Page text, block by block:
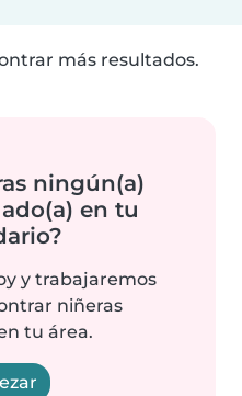
más resultados.
ningún(a)
en tu
y trabajaremos
niñeras
tu área.